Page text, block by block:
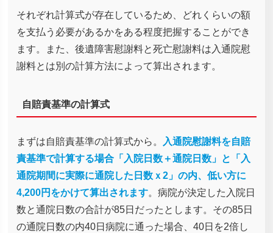
それぞれ計算式が存在しているため、どれくらいの額
を支払う必要があるかをある程度把握することができ
ます。また、後遺障害慰謝料と死亡慰謝料は入通院慰
謝料とは別の計算方法によって算出されます。
自賠責基準の計算式
まずは自賠責基準の計算式から。
入通院慰謝料を自賠
責基準で計算する場合「入院日数＋通院日数」と「入
通院期間に実際に通院した日数ｘ2」の内、低い方に
4,200円をかけて算出されます。病院が決定した入院日
数と通院日数の合計が85日だったとします。その85日
の通院日数の内40日病院に通った場合、40日を2倍し